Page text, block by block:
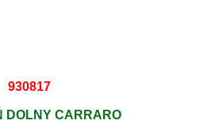
930817
DOLNY CARRARO